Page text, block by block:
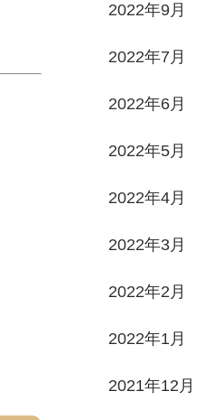
2022年9月
2022年7月
2022年6月
2022年5月
2022年4月
2022年3月
2022年2月
2022年1月
2021年12月